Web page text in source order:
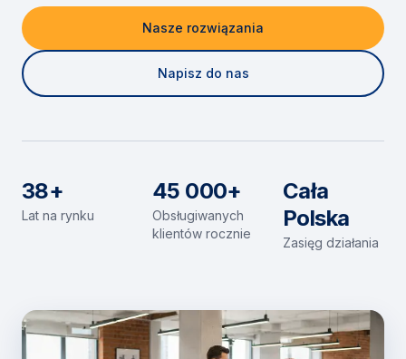
Nasze rozwiązania
Napisz do nas
38+
Lat na rynku
45 000+
Obsługiwanych
klientów rocznie
Cała
Polska
Zasięg działania